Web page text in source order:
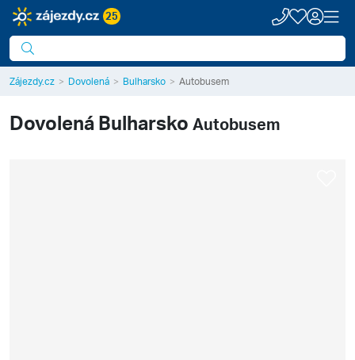
25
Zájezdy.cz Dovolená Bulharsko Autobusem
Dovolená Bulharsko Autobusem